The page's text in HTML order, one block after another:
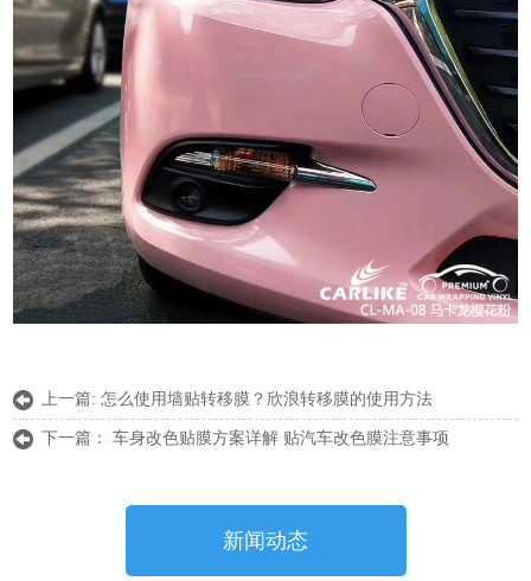
上一篇:怎么使用墙贴转移膜？欣浪转移膜的使用方法
下一篇：车身改色贴膜方案详解 贴汽车改色膜注意事项
新闻动态